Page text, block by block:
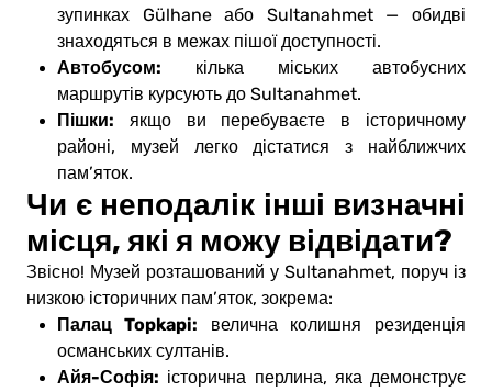
зупинках Gülhane або Sultanahmet — обидві
знаходяться в межах пішої доступності.
Автобусом: кілька міських автобусних
маршрутів курсують до Sultanahmet.
Пішки: якщо ви перебуваєте в історичному
районі, музей легко дістатися з найближчих
пам’яток.
Чи є неподалік інші визначні
місця, які я можу відвідати?
Звісно! Музей розташований у Sultanahmet, поруч із
низкою історичних пам’яток, зокрема:
Палац Topkapi: велична колишня резиденція
османських султанів.
Айя-Софія: історична перлина, яка демонструє